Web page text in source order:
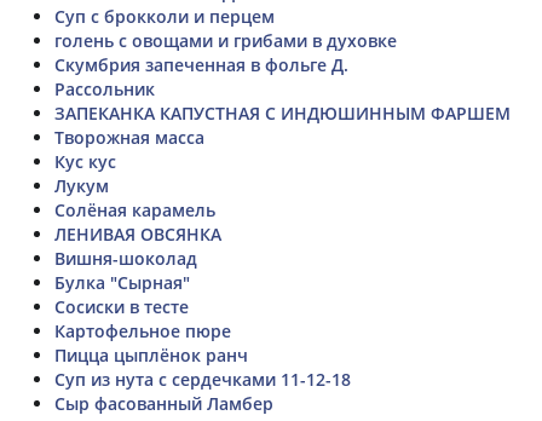
Суп с брокколи и перцем
голень с овощами и грибами в духовке
Скумбрия запеченная в фольге Д.
Рассольник
ЗАПЕКАНКА КАПУСТНАЯ С ИНДЮШИННЫМ ФАРШЕМ
Творожная масса
Кус кус
Лукум
Солёная карамель
ЛЕНИВАЯ ОВСЯНКА
Вишня-шоколад
Булка "Сырная"
Сосиски в тесте
Картофельное пюре
Пицца цыплёнок ранч
Суп из нута с сердечками 11-12-18
Сыр фасованный Ламбер